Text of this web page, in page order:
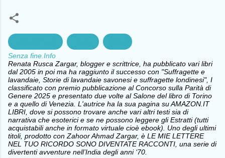
Senza fine.Info
Renata Rusca Zargar, blogger e scrittrice, ha pubblicato vari libri
dal 2005 in poi ma ha raggiunto il successo con "Suffragette e
lavandaie, Storie di lavandaie savonesi e suffragette londinesi", I
classificato con premio pubblicazione al Concorso sulla Parità di
Genere 2025 e presentato due volte al Salone del libro di Torino
e a quello di Venezia. L'autrice ha la sua pagina su AMAZON.IT
LIBRI, dove si possono trovare anche vari altri testi sia di
narrativa che esoterici e se ne possono leggere gli Estratti (tutti
acquistabili anche in formato virtuale cioè ebook). Uno degli ultimi
titoli, prodotto con Zahoor Ahmad Zargar, è LE MIE LETTERE
NEL TUO RICORDO SONO DIVENTATE RACCONTI, una serie di
divertenti avventure nell’India degli anni ‘70.